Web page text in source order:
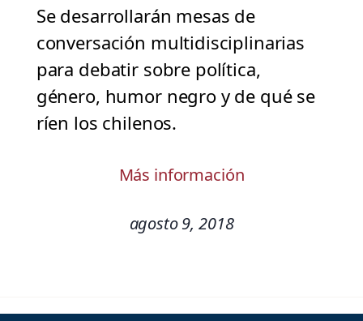
Se desarrollarán mesas de
conversación multidisciplinarias
para debatir sobre política,
género, humor negro y de qué se
ríen los chilenos.
Más información
agosto 9, 2018